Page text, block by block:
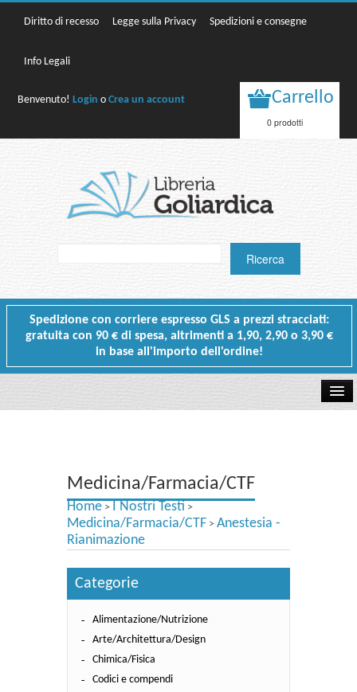
Diritto di recesso Legge sulla Privacy Spedizioni e consegne
Info Legali
Benvenuto!Login oCrea un account Carrello
0 prodotti
Spedizione con corriere espresso GLS a prezzi stracciati:
gratuita con 90 € di spesa, altrimenti a 1,90, 2,90 o 3,90 €
in base all'importo dell'ordine!
Testi Concorsi
Testi scolastici
Carta Cultura e Carta del Merito - Carta Docente
I nostri servizi
Medicina/Farmacia/CTF
Home > I Nostri Testi >
Medicina/Farmacia/CTF > Anestesia -
Rianimazione
Categorie
Alimentazione/Nutrizione
Arte/Architettura/Design
Chimica/Fisica
Codici e compendi